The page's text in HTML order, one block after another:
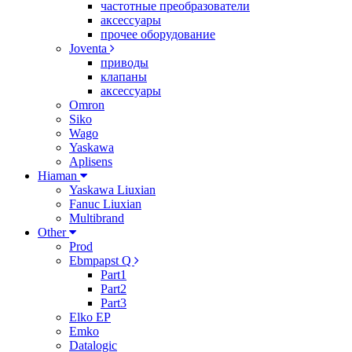
частотные преобразователи
аксессуары
прочее оборудование
Joventa
приводы
клапаны
аксессуары
Omron
Siko
Wago
Yaskawa
Aplisens
Hiaman
Yaskawa Liuxian
Fanuc Liuxian
Multibrand
Other
Prod
Ebmpapst Q
Part1
Part2
Part3
Elko EP
Emko
Datalogic